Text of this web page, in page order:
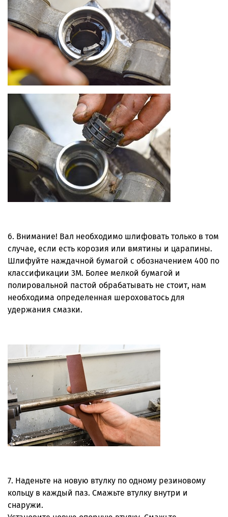
6. Внимание! Вал необходимо шлифовать только в том
случае, если есть корозия или вмятины и царапины.
Шлифуйте наждачной бумагой с обозначением 400 по
классификации 3М. Более мелкой бумагой и
полировальной пастой обрабатывать не стоит, нам
необходима определенная шероховатось для
удержания смазки.
7. Наденьте на новую втулку по одному резиновому
кольцу в каждый паз. Смажьте втулку внутри и
снаружи.